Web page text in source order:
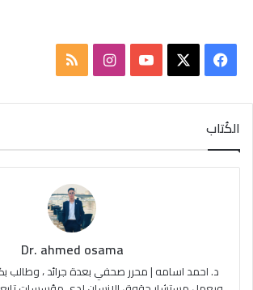
فيسبوك ‫YouTubeانستقرامملخص
الكُتاب
Dr. ahmed osama
د. احمد اسامه | محرر صحفي بعدة جرائد ، وطالب